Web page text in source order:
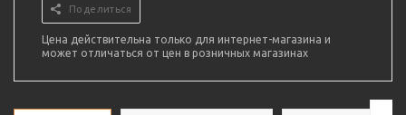
Поделиться
Цена действительна только для интернет-магазина и
может отличаться от цен в розничных магазинах